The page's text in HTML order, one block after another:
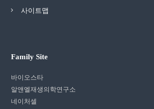
사이트맵
Family Site
바이오스타
알앤엘재생의학연구소
네이처셀